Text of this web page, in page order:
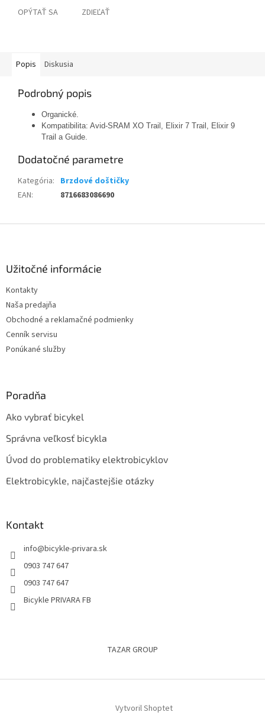
OPÝTAŤ SA ZDIEĽAŤ
Popis Diskusia
Podrobný popis
Organické.
Kompatibilita: Avid-SRAM XO Trail, Elixir 7 Trail, Elixir 9
Trail a Guide.
Dodatočné parametre
Kategória: Brzdové doštičky
EAN: 8716683086690
Užitočné informácie
Kontakty
Naša predajňa
Obchodné a reklamačné podmienky
Cenník servisu
Ponúkané služby
Poradňa
Ako vybrať bicykel
Správna veľkosť bicykla
Úvod do problematiky elektrobicyklov
Elektrobicykle, najčastejšie otázky
Kontakt
info@bicykle-privara.sk
0903 747 647
0903 747 647
Bicykle PRIVARA FB
TAZAR GROUP
Vytvoril Shoptet